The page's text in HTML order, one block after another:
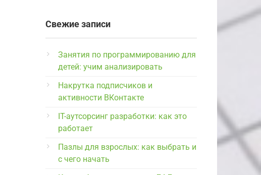
Свежие записи
Занятия по программированию для
детей: учим анализировать
Накрутка подписчиков и
активности ВКонтакте
IT-аутсорсинг разработки: как это
работает
Пазлы для взрослых: как выбрать и
с чего начать